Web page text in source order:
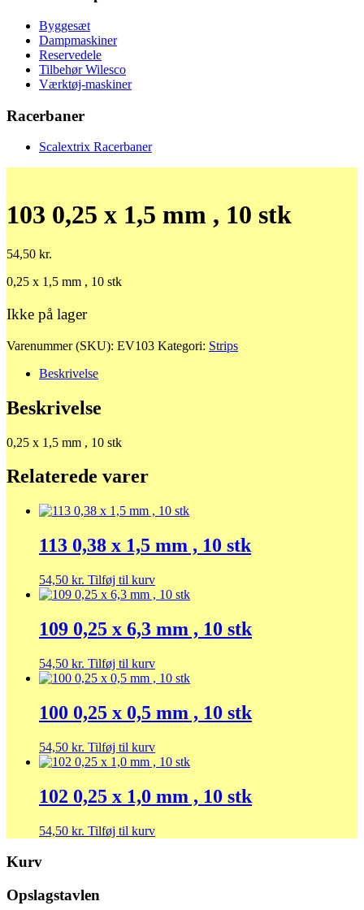
Byggesæt
Dampmaskiner
Reservedele
Tilbehør Wilesco
Værktøj-maskiner
Racerbaner
Scalextrix Racerbaner
103 0,25 x 1,5 mm , 10 stk
54,50 kr.
0,25 x 1,5 mm , 10 stk
Ikke på lager
Varenummer (SKU): EV103 Kategori: Strips
Beskrivelse
Beskrivelse
0,25 x 1,5 mm , 10 stk
Relaterede varer
113 0,38 x 1,5 mm , 10 stk
54,50 kr. Tilføj til kurv
109 0,25 x 6,3 mm , 10 stk
54,50 kr. Tilføj til kurv
100 0,25 x 0,5 mm , 10 stk
54,50 kr. Tilføj til kurv
102 0,25 x 1,0 mm , 10 stk
54,50 kr. Tilføj til kurv
Kurv
Opslagstavlen